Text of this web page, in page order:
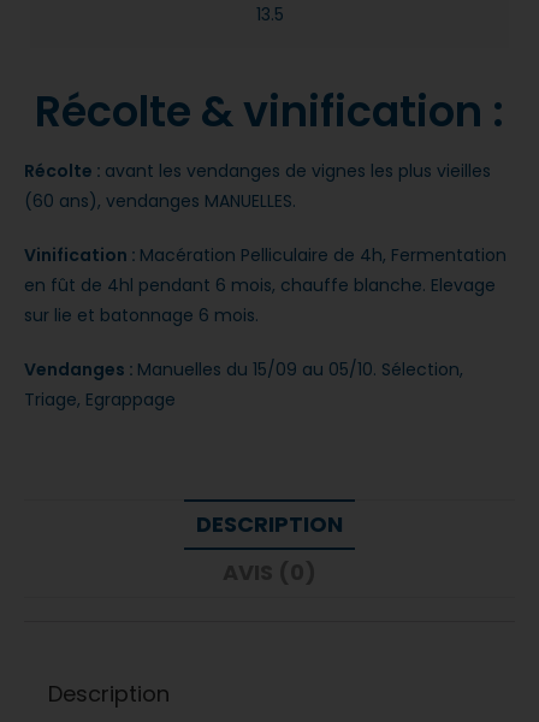
13.5
Récolte & vinification :
Récolte : avant les vendanges de vignes les plus vieilles
(60 ans), vendanges MANUELLES.
Vinification : Macération Pelliculaire de 4h, Fermentation
en fût de 4hl pendant 6 mois, chauffe blanche. Elevage
sur lie et batonnage 6 mois. ​
Vendanges : Manuelles du 15/09 au 05/10. Sélection,
Triage, Egrappage​
DESCRIPTION
Description